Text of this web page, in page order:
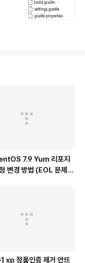
스의 onShowFile..
7.9 Yum 리포지
변경 방법 (EOL 문제
xp 정품인증 제거 안뜨